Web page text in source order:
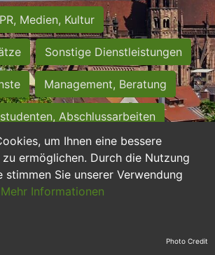
um Ihnen eine bessere
ermöglichen. Durch die Nutzung
stimmen Sie unserer Verwendung
Mehr Informationen
Medien, Kultur
Sonstige Dienstleistungen
Management, Beratung
Abschlussarbeiten
Assistenz, Sekretariat
und Nebenjobs
duale Ausbildung Photo Credit